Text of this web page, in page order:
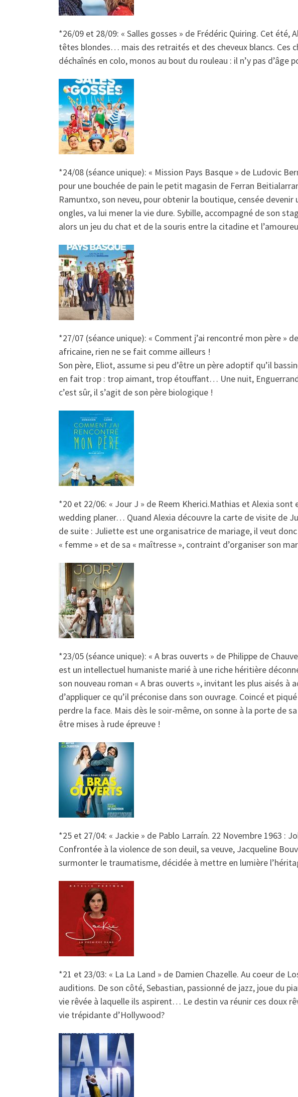
*26/09 et 28/09: « Salles gosses » de Frédéric Quiring. Cet été,
têtes blondes… mais des retraités et des cheveux blancs. Ces
déchaînés en colo, monos au bout du rouleau : il n’y pas d’âge
*24/08 (séance unique): « Mission Pays Basque » de Ludovic
pour une bouchée de pain le petit magasin de Ferran
Ramuntxo, son neveu, pour obtenir la boutique, censée
ongles, va lui mener la vie dure. Sybille, accompagné de son
alors un jeu du chat et de la souris entre la citadine et
*27/07 (séance unique): « Comment j’ai rencontré mon père »
africaine, rien ne se fait comme ailleurs !
Son père, Eliot, assume si peu d’être un père adoptif qu’il
en fait trop : trop aimant, trop étouffant… Une nuit,
c’est sûr, il s’agit de son père biologique !
*20 et 22/06: « Jour J » de Reem Kherici.Mathias et Alexia
wedding planer… Quand Alexia découvre la carte de visite de
de suite : Juliette est une organisatrice de mariage, il veut
« femme » et de sa « maîtresse », contraint d’organiser son
*23/05 (séance unique): « A bras ouverts » de Philippe de
est un intellectuel humaniste marié à une riche héritière
son nouveau roman « A bras ouverts », invitant les plus aisés
d’appliquer ce qu’il préconise dans son ouvrage. Coincé et
perdre la face. Mais dès le soir-même, on sonne à la porte de
être mises à rude épreuve !
*25 et 27/04: « Jackie » de Pablo Larraín. 22 Novembre 1963 :
Confrontée à la violence de son deuil, sa veuve, Jacqueline
surmonter le traumatisme, décidée à mettre en lumière
*21 et 23/03: « La La Land » de Damien Chazelle. Au coeur de
auditions. De son côté, Sebastian, passionné de jazz, joue du
vie rêvée à laquelle ils aspirent… Le destin va réunir ces doux
vie trépidante d’Hollywood?